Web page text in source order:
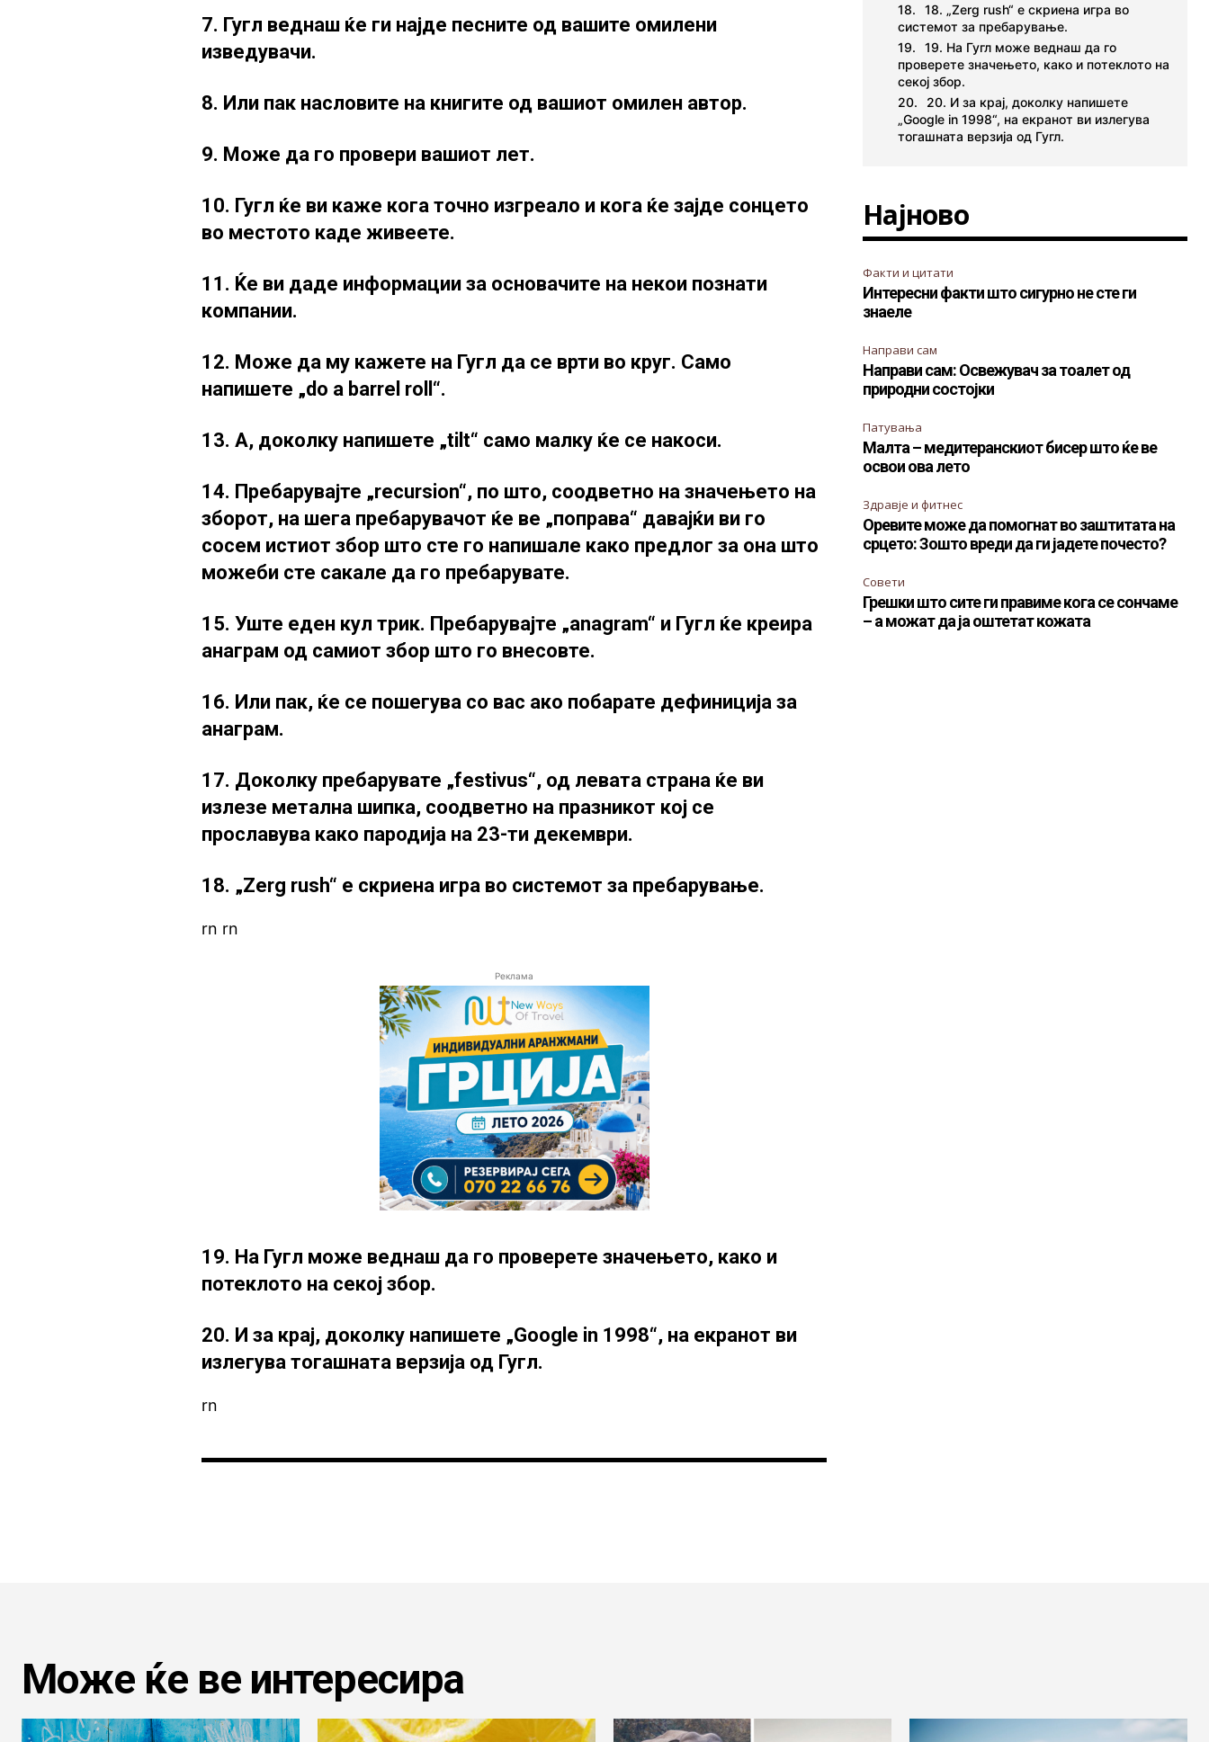
7. Гугл веднаш ќе ги најде песните од вашите омилени
изведувачи.
8. Или пак насловите на книгите од вашиот омилен автор.
9. Може да го провери вашиот лет.
10. Гугл ќе ви каже кога точно изгреало и кога ќе зајде сонцето
во местото каде живеете.
11. Ќе ви даде информации за основачите на некои познати
компании.
12. Може да му кажете на Гугл да се врти во круг. Само
напишете „do a barrel roll“.
13. А, доколку напишете „tilt“ само малку ќе се накоси.
14. Пребарувајте „recursion“, по што, соодветно на значењето на
зборот, на шега пребарувачот ќе ве „поправа“ давајќи ви го
сосем истиот збор што сте го напишале како предлог за она што
можеби сте сакале да го пребарувате.
15. Уште еден кул трик. Пребарувајте „anagram“ и Гугл ќе креира
анаграм од самиот збор што го внесовте.
16. Или пак, ќе се пошегува со вас ако побарате дефиниција за
анаграм.
17. Доколку пребарувате „festivus“, од левата страна ќе ви
излезе метална шипка, соодветно на празникот кој се
прославува како пародија на 23-ти декември.
18. „Zerg rush“ е скриена игра во системот за пребарување.
rn rn
Реклама
19. На Гугл може веднаш да го проверете значењето, како и
потеклото на секој збор.
20. И за крај, доколку напишете „Google in 1998“, на екранот ви
излегува тогашната верзија од Гугл.
rn
18. „Zerg rush“ е скриена игра во
системот за пребарување.
19. На Гугл може веднаш да го
проверете значењето, како и потеклото на
секој збор.
20. И за крај, доколку напишете
„Google in 1998“, на екранот ви излегува
тогашната верзија од Гугл.
Најново
Факти и цитати
Интересни факти што сигурно не сте ги
знаеле
Направи сам
Направи сам: Освежувач за тоалет од
природни состојки
Патувања
Малта – медитеранскиот бисер што ќе ве
освои ова лето
Здравје и фитнес
Оревите може да помогнат во заштитата на
срцето: Зошто вреди да ги јадете почесто?
Совети
Грешки што сите ги правиме кога се сончаме
– а можат да ја оштетат кожата
Може ќе ве интересира